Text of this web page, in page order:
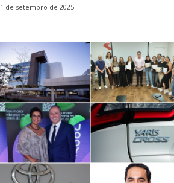
1 de setembro de 2025